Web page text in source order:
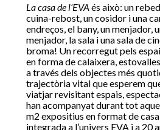
La casa de l’EVA és això: un
⁠cuina-rebost, un cosidor i una
endreços, el bany, un menjador,
menjador, la sala i una sala de
broma! Un recorregut pels
en forma de calaixera,
a través dels objectes més
trajectòria vital que esperem
viatjar revisitant espais,
han acompanyat durant tot
m2 expositius en format de
integrada a l’univers EVA i a 20